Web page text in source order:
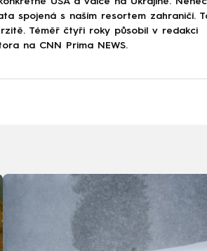
spojená s naším resortem zahraničí.
Téměř čtyři roky působil v redakci
na CNN Prima NEWS.